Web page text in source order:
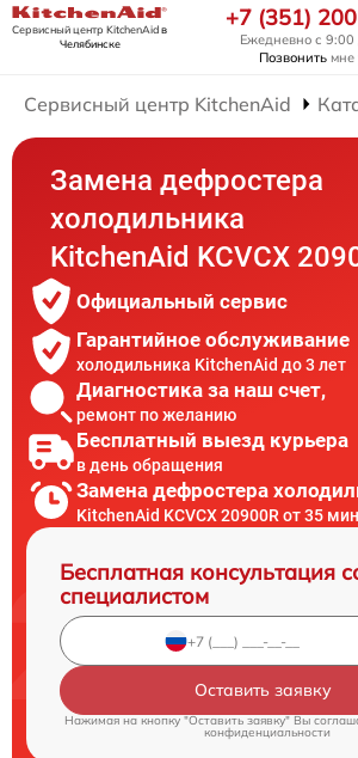
Сервисный центр KitchenAidв
Челябинске
+7 (351)
Ежедневно с 9:00
Позвонить мне
Сервисный центр KitchenAid
Замена дефростера
холодильника
KitchenAid KCVCX
Официальный сервис
Гарантийное обслуживание
холодильника KitchenAid до 3 лет
Диагностика за наш счет,
ремонт по желанию
Бесплатный выезд курьера
в день обращения
Замена дефростера
KitchenAid KCVCX 20900R от 35
Бесплатная консультация
специалистом
Оставить заявку
Нажимая на кнопку "Оставить заявку" Вы
конфиденциальности